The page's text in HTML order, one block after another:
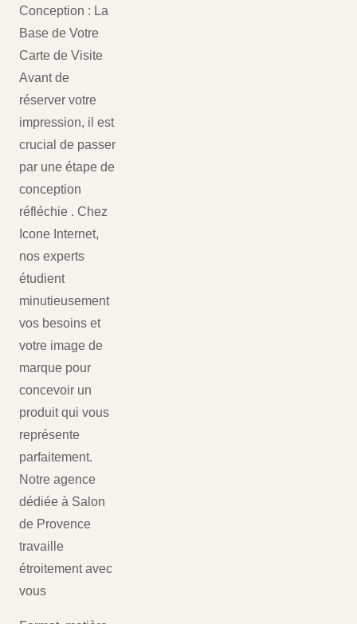
Conception : La
Base de Votre
Carte de Visite
Avant de
réserver votre
impression, il est
crucial de passer
par une étape de
conception
réfléchie . Chez
Icone Internet,
nos experts
étudient
minutieusement
vos besoins et
votre image de
marque pour
concevoir un
produit qui vous
représente
parfaitement.
Notre agence
dédiée à Salon
de Provence
travaille
étroitement avec
vous